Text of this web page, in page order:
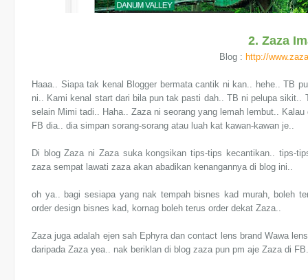
2. Zaza
Blog : http://
Haaa.. Siapa tak kenal Blogger bermata cantik ni kan.. hehe.. TB
ni.. Kami kenal start dari bila pun tak pasti dah.. TB ni pelupa sikit..
selain Mimi tadi.. Haha.. Zaza ni seorang yang lemah lembut..
FB dia.. dia simpan sorang-sorang atau luah kat kawan-kawan je..
Di blog Zaza ni Zaza suka kongsikan tips-tips kecantikan.. tips-
zaza sempat lawati zaza akan abadikan kenangannya di blog ini..
oh ya.. bagi sesiapa yang nak tempah bisnes kad murah, boleh
order design bisnes kad, kornag boleh terus order dekat Zaza..
Zaza juga adalah ejen sah Ephyra dan contact lens brand Wawa
daripada Zaza yea.. nak beriklan di blog zaza pun pm aje Zaza di